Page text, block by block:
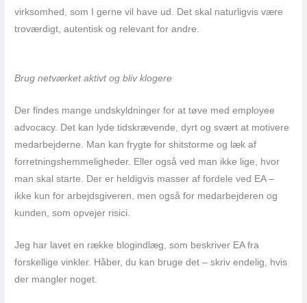
virksomhed, som I gerne vil have ud. Det skal naturligvis være
troværdigt, autentisk og relevant for andre.
Brug netværket aktivt og bliv klogere
Der findes mange undskyldninger for at tøve med employee
advocacy. Det kan lyde tidskrævende, dyrt og svært at motivere
medarbejderne. Man kan frygte for shitstorme og læk af
forretningshemmeligheder. Eller også ved man ikke lige, hvor
man skal starte. Der er heldigvis masser af fordele ved EA –
ikke kun for arbejdsgiveren, men også for medarbejderen og
kunden, som opvejer risici.
Jeg har lavet en række blogindlæg, som beskriver EA fra
forskellige vinkler. Håber, du kan bruge det – skriv endelig, hvis
der mangler noget.